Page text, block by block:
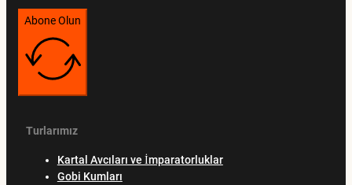
Abone Olun
Turlarımız
Kartal Avcıları ve İmparatorluklar
Gobi Kumları